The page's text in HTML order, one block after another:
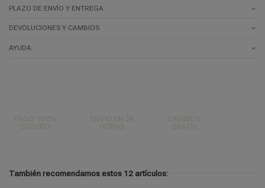
PLAZO DE ENVÍO Y ENTREGA
DEVOLUCIONES Y CAMBIOS
AYUDA
PAGO 100%
SEGURO
ENVÍO EN 24
HORAS
CAMBIOS
GRATIS
También recomendamos estos 12 artículos: